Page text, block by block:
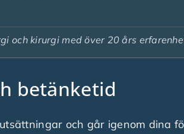
och kirurgi med över 20 års
betänketid
och går igenom dina